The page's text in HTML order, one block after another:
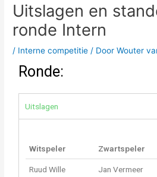
Uitslagen en
ronde Intern
/ Interne competitie / DoorWouter
Ronde:
Uitslagen
Witspeler Zwartspeler
Ruud Wille Jan Vermeer